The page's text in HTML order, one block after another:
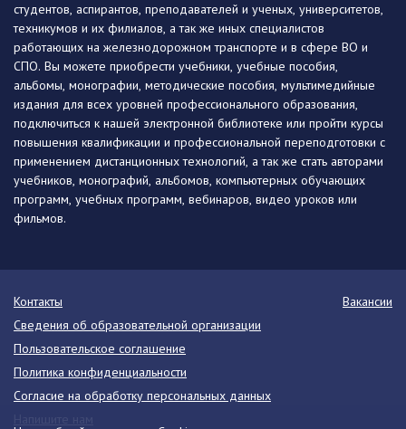
студентов, аспирантов, преподавателей и ученых, университетов,
техникумов и их филиалов, а так же иных специалистов
работающих на железнодорожном транспорте и в сфере ВО и
СПО. Вы можете приобрести учебники, учебные пособия,
альбомы, монографии, методические пособия, мультимедийные
издания для всех уровней профессионального образования,
подключиться к нашей электронной библиотеке или пройти курсы
повышения квалификации и профессиональной переподготовки с
применением дистанционных технологий, а так же стать авторами
учебников, монографий, альбомов, компьютерных обучающих
программ, учебных программ, вебинаров, видео уроков или
фильмов.
Контакты
Вакансии
Сведения об образовательной организации
Пользовательское соглашение
Политика конфиденциальности
Согласие на обработку персональных данных